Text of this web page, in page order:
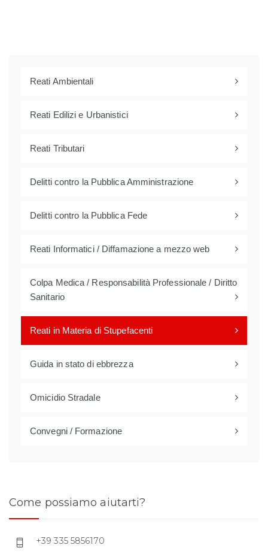
Reati Ambientali
Reati Edilizi e Urbanistici
Reati Tributari
Delitti contro la Pubblica Amministrazione
Delitti contro la Pubblica Fede
Reati Informatici / Diffamazione a mezzo web
Colpa Medica / Responsabilità Professionale / Diritto
Sanitario
Reati in Materia di Stupefacenti
Guida in stato di ebbrezza
Omicidio Stradale
Convegni / Formazione
Come possiamo aiutarti?
+39 335 5856170